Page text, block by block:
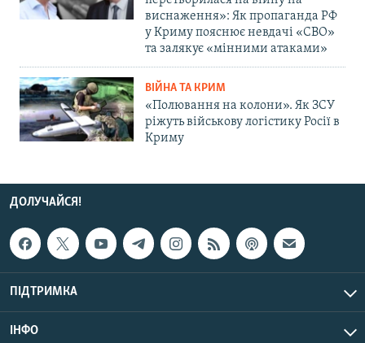
виснаження»: Як пропаганда РФ
у Криму пояснює невдачі «СВО»
та залякує «мінними атаками»
ВІЙНА ТА КРИМ
«Полювання на колони». Як ЗСУ
ріжуть військову логістику Росії в
Криму
ДОЛУЧАЙСЯ!
ПІДТРИМКА
ІНФО